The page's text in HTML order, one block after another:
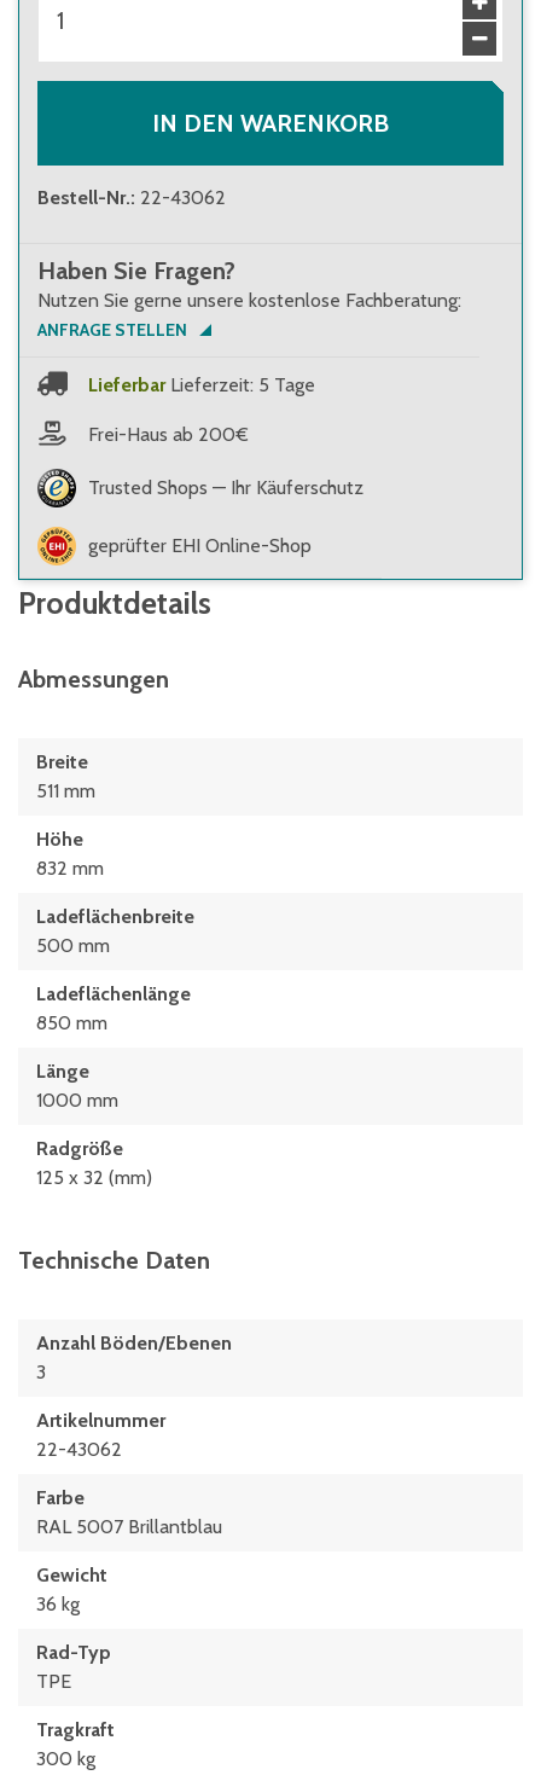
IN DEN WARENKORB
Bestell-Nr.: 22-43062
Haben Sie Fragen?
Nutzen Sie gerne unsere kostenlose Fachberatung:
ANFRAGE STELLEN
Lieferbar Lieferzeit: 5 Tage
Frei-Haus ab 200€
Trusted Shops — Ihr Käuferschutz
geprüfter EHI Online-Shop
Produktdetails
Abmessungen
Breite
511 mm
Höhe
832 mm
Ladeflächenbreite
500 mm
Ladeflächenlänge
850 mm
Länge
1000 mm
Radgröße
125 x 32 (mm)
Technische Daten
Anzahl Böden/Ebenen
3
Artikelnummer
22-43062
Farbe
RAL 5007 Brillantblau
Gewicht
36 kg
Rad-Typ
TPE
Tragkraft
300 kg